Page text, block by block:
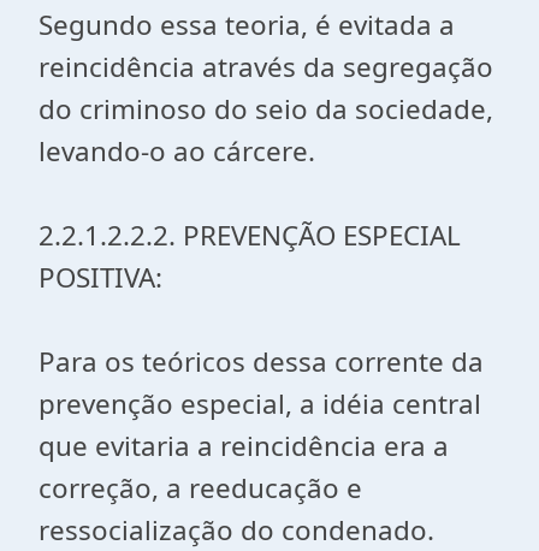
Segundo essa teoria, é evitada a
reincidência através da segregação
do criminoso do seio da sociedade,
levando-o ao cárcere.
2.2.1.2.2.2. PREVENÇÃO ESPECIAL
POSITIVA:
Para os teóricos dessa corrente da
prevenção especial, a idéia central
que evitaria a reincidência era a
correção, a reeducação e
ressocialização do condenado.